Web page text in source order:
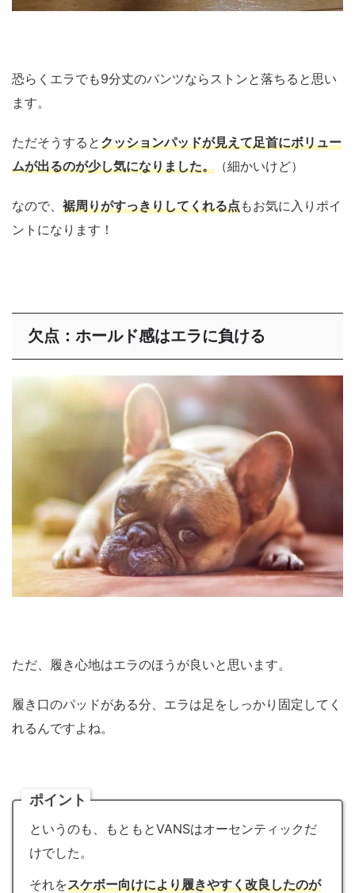
恐らくエラでも9分丈のパンツならストンと落ちると思い
ます。
ただそうするとクッションパッドが見えて足首にボリュー
ムが出るのが少し気になりました。 （細かいけど）
なので、 裾周りがすっきりしてくれる点もお気に入りポイ
ントになります！
欠点：ホールド感はエラに負ける
ただ、履き心地はエラのほうが良いと思います。
履き口のパッドがある分、エラは足をしっかり固定してく
れるんですよね。
ポイント
というのも、もともとVANSはオーセンティックだ
けでした。
それをスケボー向けにより履きやすく改良したのが